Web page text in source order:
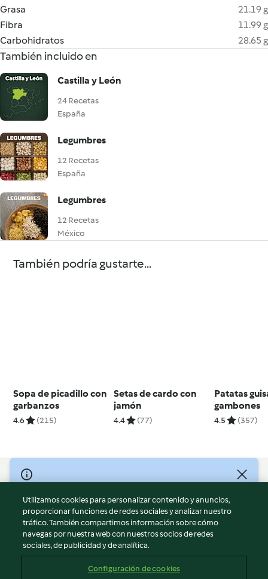
Grasa
21.19 g
Fibra
11.99 g
Carbohidratos
28.65 g
También incluido en
Castilla y León
24 Recetas
España
Legumbres
12 Recetas
España
Legumbres
12 Recetas
México
También podría gustarte...
Sopa de picadillo con
garbanzos
4.6 (215)
Setas de cardo con
jamón
4.4 (77)
Patatas
gambones
4.5 (357)
© Copyright 2026
Términos de uso
Política de privacidad
Aviso legal
Información legal
Utilizamos cookies para personalizar contenido y anuncios,
proporcionar funciones de redes sociales y analizar nuestro
tráfico. También compartimos información sobre cómo
navegas por nuestra web con nuestros socios de redes
sociales, de publicidad y de analítica.
Configuración de cookies